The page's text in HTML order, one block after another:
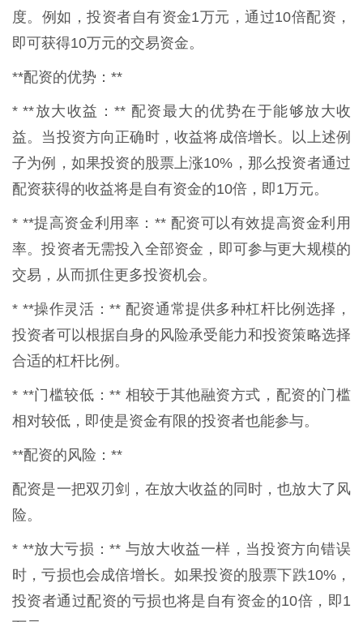
度。例如，投资者自有资金1万元，通过10倍配资，
即可获得10万元的交易资金。
**配资的优势：**
* **放大收益：** 配资最大的优势在于能够放大收
益。当投资方向正确时，收益将成倍增长。以上述例
子为例，如果投资的股票上涨10%，那么投资者通过
配资获得的收益将是自有资金的10倍，即1万元。
* **提高资金利用率：** 配资可以有效提高资金利用
率。投资者无需投入全部资金，即可参与更大规模的
交易，从而抓住更多投资机会。
* **操作灵活：** 配资通常提供多种杠杆比例选择，
投资者可以根据自身的风险承受能力和投资策略选择
合适的杠杆比例。
* **门槛较低：** 相较于其他融资方式，配资的门槛
相对较低，即使是资金有限的投资者也能参与。
**配资的风险：**
配资是一把双刃剑，在放大收益的同时，也放大了风
险。
* **放大亏损：** 与放大收益一样，当投资方向错误
时，亏损也会成倍增长。如果投资的股票下跌10%，
投资者通过配资的亏损也将是自有资金的10倍，即1